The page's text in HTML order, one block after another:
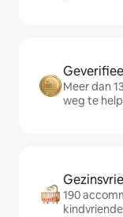
Meer dan
weg te
190